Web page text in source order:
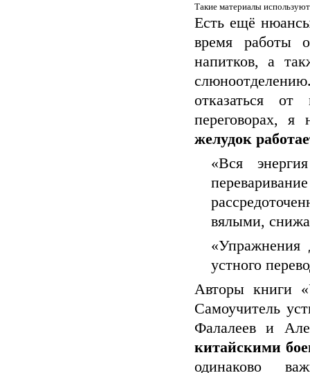
Такие материалы
Есть ещё
время работы
напитков, а
отказаться
переговорах,
желудок
«Вся
вялыми,
«Упражнения
устного
Авторы книги
Самоучитель
Фалалеев и
китайскими
одинаково